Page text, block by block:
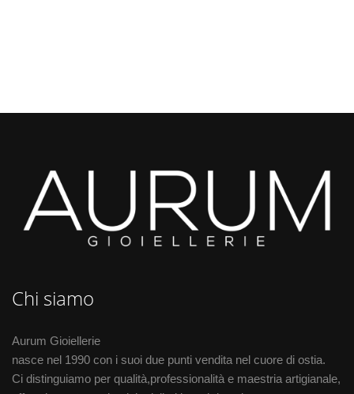
Chi siamo
Aurum Gioiellerie
nasce nel 1990 con i suoi due punti vendita nel cuore di ostia.
Ci distinguiamo per qualità,professionalità e maestria artigianale,